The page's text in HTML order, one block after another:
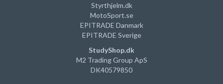
Styrthjelm.dk
MotoSport.se
EPITRADE Danmark
EPITRADE Sverige
StudyShop.dk
M2 Trading Group ApS
DK40579850